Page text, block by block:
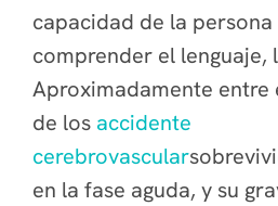
capacidad de la
comprender el lenguaje,
Aproximadamente entre
de los accidente
cerebrovascular
en la fase aguda, y su